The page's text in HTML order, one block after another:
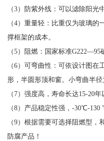
（3）防紫外线：可以滤除阳光
（4）重量轻：比重仅为玻璃
撑框架的成本。
（5）阻燃：国家标准G222—95
（6）可弯曲性：可依设计图
形，半圆形顶和窗。小弯曲半径
（7）强度高，寿命长达15-20年
（8）产品稳定性强，-30℃-
（9）根据需要可选择阻燃型
防腐产品！